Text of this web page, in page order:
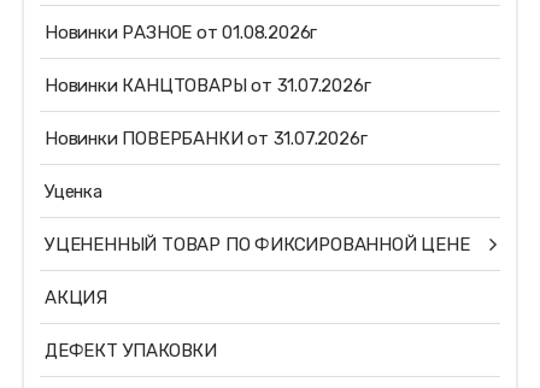
Новинки РАЗНОЕ от 01.08.2026г
Новинки КАНЦТОВАРЫ от 31.07.2026г
Новинки ПОВЕРБАНКИ от 31.07.2026г
Уценка
УЦЕНЕННЫЙ ТОВАР ПО ФИКСИРОВАННОЙ ЦЕНЕ
АКЦИЯ
ДЕФЕКТ УПАКОВКИ